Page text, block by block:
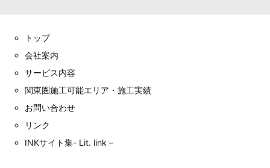
トップ
会社案内
サービス内容
関東圏施工可能エリア・施工実績
お問い合わせ
リンク
INKサイト集- Lit. link –